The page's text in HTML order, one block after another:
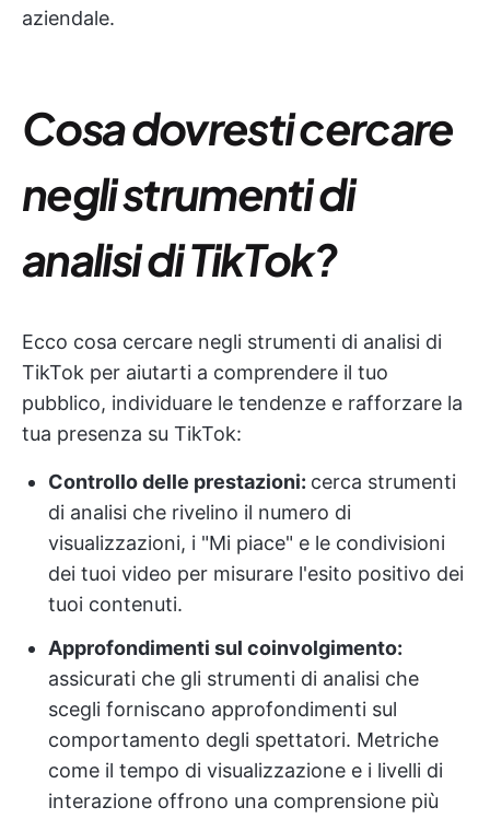
aziendale.
Cosa dovresti cercare
negli strumenti di
analisi di TikTok?
Ecco cosa cercare negli strumenti di analisi di
TikTok per aiutarti a comprendere il tuo
pubblico, individuare le tendenze e rafforzare la
tua presenza su TikTok:
Controllo delle prestazioni: cerca strumenti
di analisi che rivelino il numero di
visualizzazioni, i "Mi piace" e le condivisioni
dei tuoi video per misurare l'esito positivo dei
tuoi contenuti.
Approfondimenti sul coinvolgimento:
assicurati che gli strumenti di analisi che
scegli forniscano approfondimenti sul
comportamento degli spettatori. Metriche
come il tempo di visualizzazione e i livelli di
interazione offrono una comprensione più